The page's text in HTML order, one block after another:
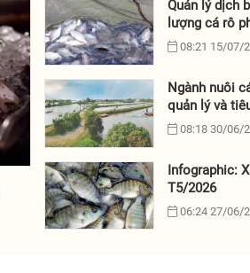
Quản lý dịch
lượng cá rô
08:21 15/07/
Ngành nuôi
quản lý và
08:18 30/06/
Infographic:
T5/2026
06:24 27/06/